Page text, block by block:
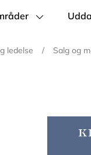
ledelse / Salg og